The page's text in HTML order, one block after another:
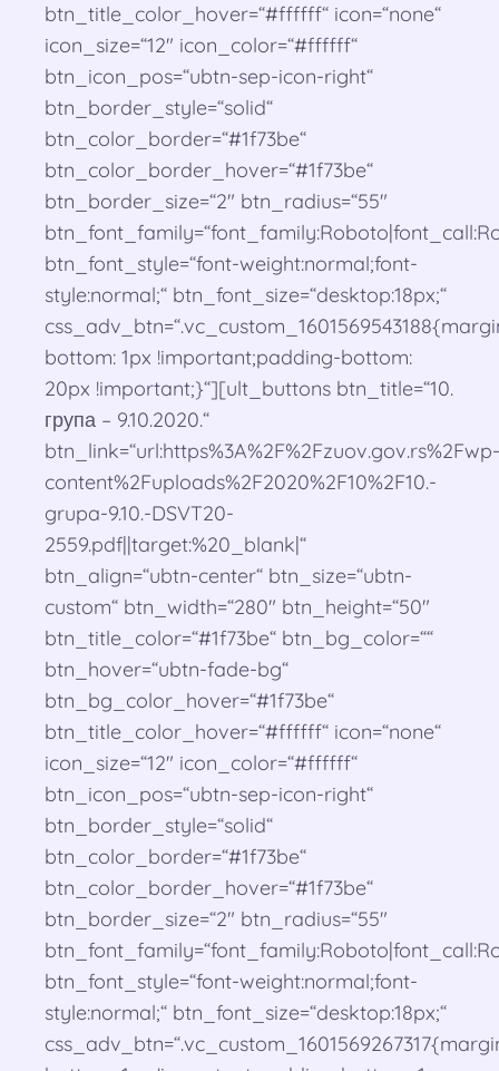
btn_title_color_hover=“#ffffff“ icon=“none“
icon_size=“12″ icon_color=“#ffffff“
btn_icon_pos=“ubtn-sep-icon-right“
btn_border_style=“solid“
btn_color_border=“#1f73be“
btn_color_border_hover=“#1f73be“
btn_border_size=“2″ btn_radius=“55″
btn_font_style=“font-weight:normal;font-
style:normal;“ btn_font_size=“desktop:18px;“
bottom: 1px !important;padding-bottom:
20px !important;}“][ult_buttons btn_title=“10.
група – 9.10.2020.“
btn_link=“url:https%3A%2F%2Fzuov.gov.rs%2Fwp-
content%2Fuploads%2F2020%2F10%2F10.-
grupa-9.10.-DSVT20-
2559.pdf||target:%20_blank|“
btn_align=“ubtn-center“ btn_size=“ubtn-
custom“ btn_width=“280″ btn_height=“50″
btn_title_color=“#1f73be“ btn_bg_color=““
btn_hover=“ubtn-fade-bg“
btn_bg_color_hover=“#1f73be“
btn_title_color_hover=“#ffffff“ icon=“none“
icon_size=“12″ icon_color=“#ffffff“
btn_icon_pos=“ubtn-sep-icon-right“
btn_border_style=“solid“
btn_color_border=“#1f73be“
btn_color_border_hover=“#1f73be“
btn_border_size=“2″ btn_radius=“55″
btn_font_style=“font-weight:normal;font-
style:normal;“ btn_font_size=“desktop:18px;“